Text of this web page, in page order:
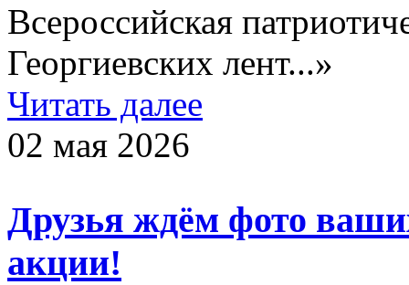
Всероссийская
Георгиевских лент...»
Читать далее
02 мая 2026
Друзья ждём фото
акции!